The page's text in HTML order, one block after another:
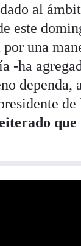
al
este
una
-ha
dependa,
de